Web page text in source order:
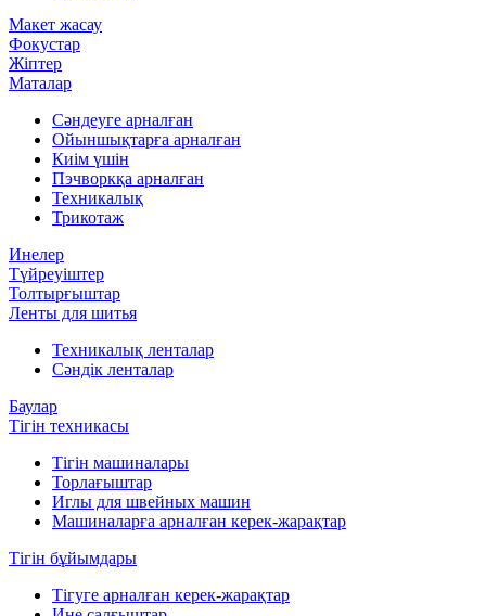
Макет жасау
Фокустар
Жіптер
Маталар
Сәндеуге арналған
Ойыншықтарға арналған
Киім үшін
Пэчворкқа арналған
Техникалық
Трикотаж
Инелер
Түйреуіштер
Толтырғыштар
Ленты для шитья
Техникалық ленталар
Сәндік ленталар
Баулар
Тігін техникасы
Тігін машиналары
Торлағыштар
Иглы для швейных машин
Машиналарға арналған керек-жарақтар
Тігін бұйымдары
Тігуге арналған керек-жарақтар